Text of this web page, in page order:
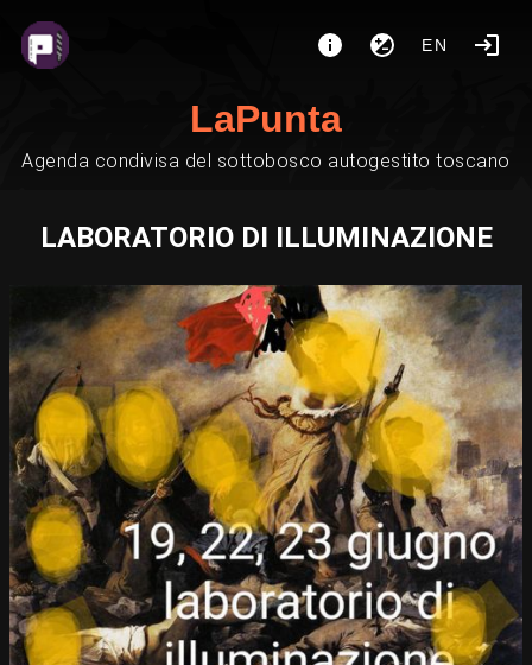
EN
LaPunta
Agenda condivisa del sottobosco autogestito toscano
LABORATORIO DI ILLUMINAZIONE